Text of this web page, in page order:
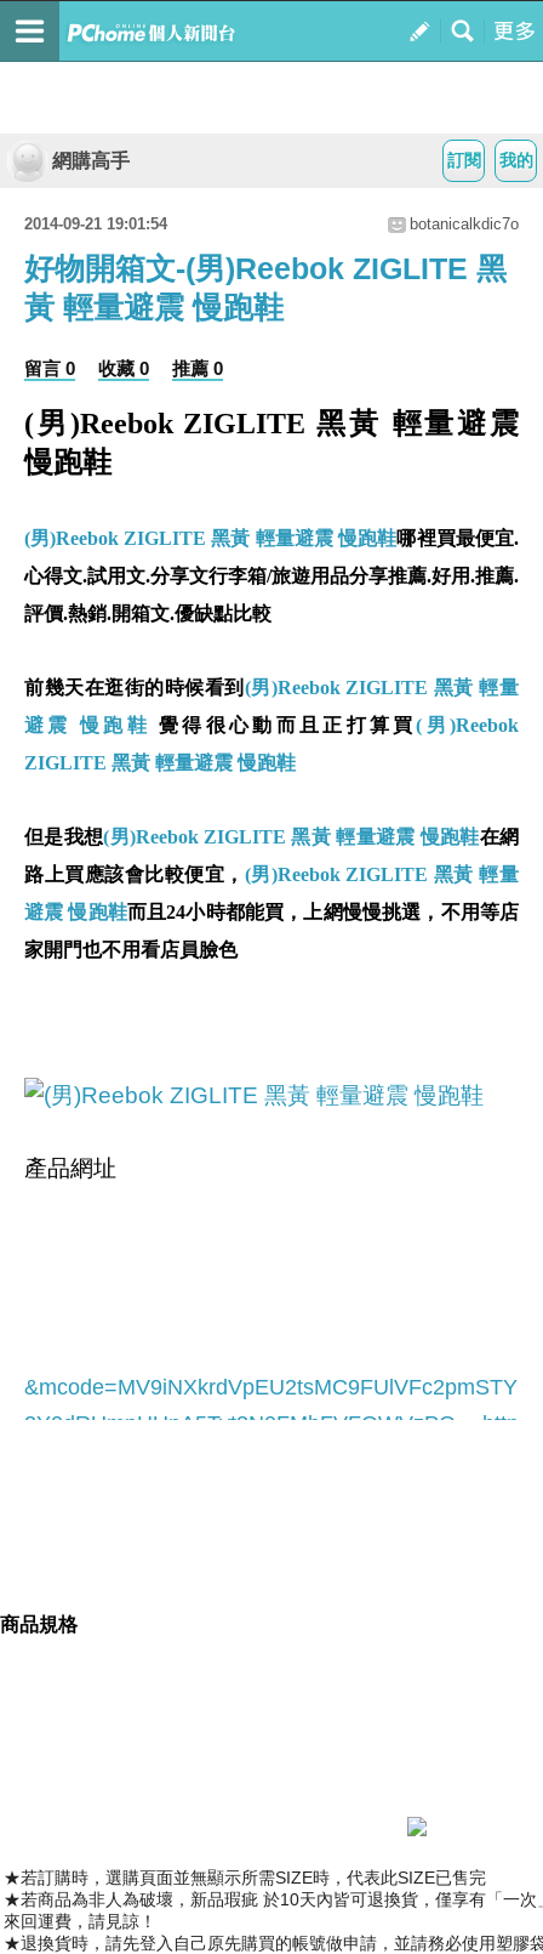
我的
訂閱
網購高手
2014-09-21 19:01:54 botanicalkdic7o
好物開箱文-(男)Reebok ZIGLITE 黑
黃 輕量避震 慢跑鞋
留言 0 收藏 0 推薦 0
(男)Reebok ZIGLITE 黑黃 輕量避震
慢跑鞋
(男)Reebok ZIGLITE 黑黃 輕量避震 慢跑鞋哪裡買最便宜.
心得文.試用文.分享文行李箱/旅遊用品分享推薦.好用.推薦.
評價.熱銷.開箱文.優缺點比較
前幾天在逛街的時候看到 (男)Reebok ZIGLITE 黑黃 輕量
避震 慢跑鞋 覺得很心動而且正打算買(男)Reebok
ZIGLITE 黑黃 輕量避震 慢跑鞋
但是我想(男)Reebok ZIGLITE 黑黃 輕量避震 慢跑鞋在網
路上買應該會比較便宜， (男)Reebok ZIGLITE 黑黃 輕量
避震 慢跑鞋而且24小時都能買，上網慢慢挑選，不用等店
家開門也不用看店員臉色
產品網址
&mcode=MV9iNXkrdVpEU2tsMC9FUlVFc2pmSTY
2Y0dRUmpHUnA5Tyt3N0FMbFVFQWVzPQ== http
產地: CHINA
商品規格
★若訂購時，選購頁面並無顯示所需SIZE時， 代表此SIZE已售完
★若商品為非人為破壞，新品瑕疵 於10天內皆可退換貨，僅享有「一次
來回運費，請見諒！
★退換貨時，請先登入自己原先購買的帳號做申請， 並請務必使用塑膠